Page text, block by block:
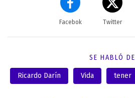
Facebok Twitter
SE HABLÓ DE
Ricardo Darín Vida tener